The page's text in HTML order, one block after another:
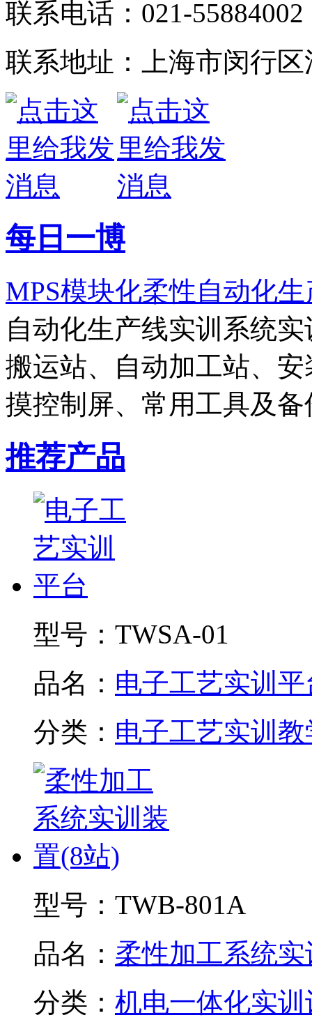
联系电话：021-55884002
联系地址：上海市闵行区
每日一博
MPS模块化柔性自动化
自动化生产线实训系统
搬运站、自动加工站、
摸控制屏、常用工具及
推荐产品
型号： TWSA-01
品名： 电子工艺实训平
分类： 电子工艺实训
型号： TWB-801A
品名： 柔性加工系统实
分类： 机电一体化实训